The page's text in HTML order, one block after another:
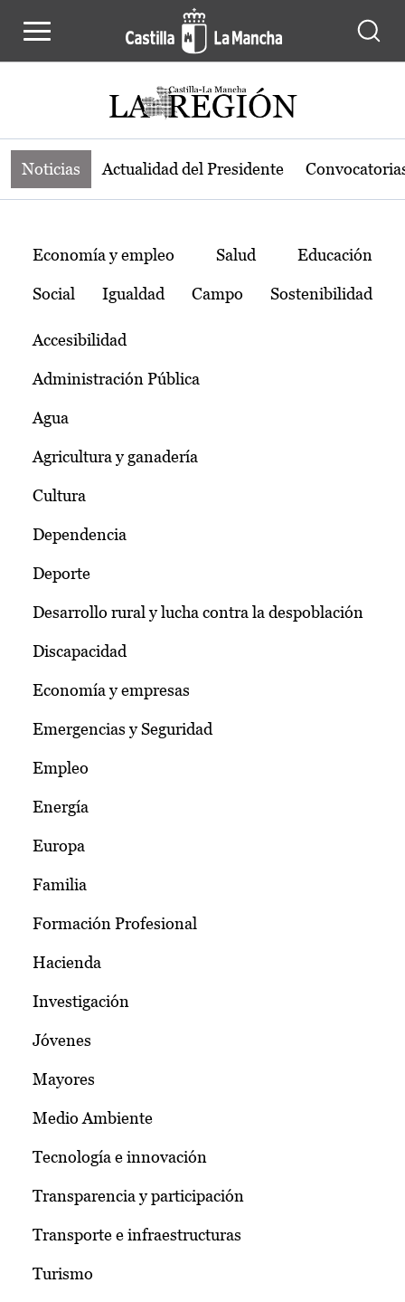
Noticias de la región de Castilla-La
Noticias Actualidad del Presidente
Temas
Economía y empleo Salud Educación
Social Igualdad Campo Sostenibilidad
Accesibilidad
Administración Pública
Agua
Agricultura y ganadería
Cultura
Dependencia
Deporte
Desarrollo rural y lucha contra la despoblación
Discapacidad
Economía y empresas
Emergencias y Seguridad
Empleo
Energía
Europa
Familia
Formación Profesional
Hacienda
Investigación
Jóvenes
Mayores
Medio Ambiente
Tecnología e innovación
Transparencia y participación
Transporte e infraestructuras
Turismo